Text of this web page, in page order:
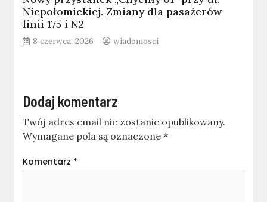
Niepołomickiej. Zmiany dla pasażerów
linii 175 i N2
8 czerwca, 2026 wiadomosci
Dodaj komentarz
Twój adres email nie zostanie opublikowany.
Wymagane pola są oznaczone*
Komentarz *